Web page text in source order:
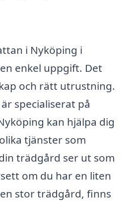
i Nyköping i
enkel uppgift. Det
och rätt utrustning.
specialiserat på
kan hjälpa dig
tjänster som
trädgård ser ut som
om du har en liten
stor trädgård, finns